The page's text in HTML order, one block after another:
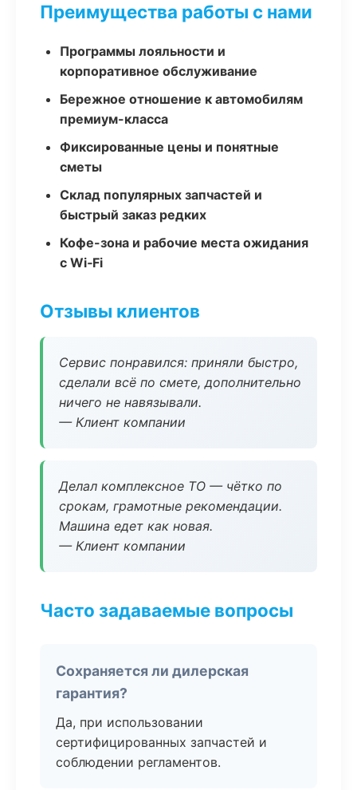
Преимущества работы с нами
Программы лояльности и
корпоративное обслуживание
Бережное отношение к автомобилям
премиум-класса
Фиксированные цены и понятные
сметы
Склад популярных запчастей и
быстрый заказ редких
Кофе-зона и рабочие места ожидания
с Wi‑Fi
Отзывы клиентов
Сервис понравился: приняли быстро,
сделали всё по смете, дополнительно
ничего не навязывали.
— Клиент компании
Делал комплексное ТО — чётко по
срокам, грамотные рекомендации.
Машина едет как новая.
— Клиент компании
Часто задаваемые вопросы
Сохраняется ли дилерская
гарантия?
Да, при использовании
сертифицированных запчастей и
соблюдении регламентов.